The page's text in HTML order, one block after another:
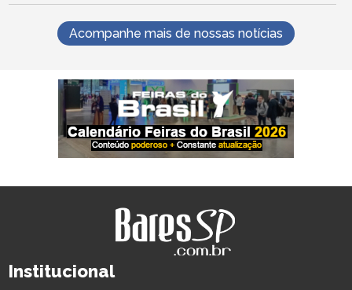
Acompanhe mais de nossas notícias
Institucional